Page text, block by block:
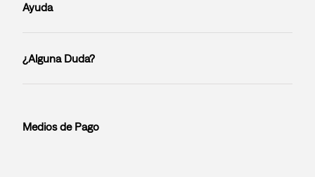
Ayuda
¿Alguna Duda?
Medios de Pago